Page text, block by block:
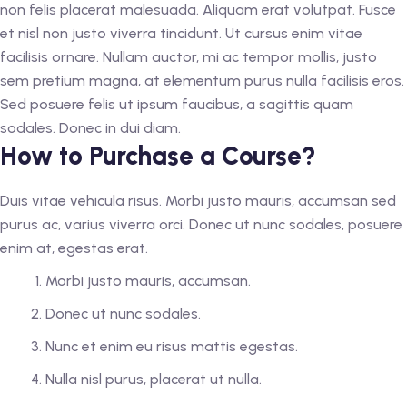
non felis placerat malesuada. Aliquam erat volutpat. Fusce
et nisl non justo viverra tincidunt. Ut cursus enim vitae
facilisis ornare. Nullam auctor, mi ac tempor mollis, justo
sem pretium magna, at elementum purus nulla facilisis eros.
Sed posuere felis ut ipsum faucibus, a sagittis quam
sodales. Donec in dui diam.
How to Purchase a Course?
Duis vitae vehicula risus. Morbi justo mauris, accumsan sed
purus ac, varius viverra orci. Donec ut nunc sodales, posuere
enim at, egestas erat.
Morbi justo mauris, accumsan.
Donec ut nunc sodales.
Nunc et enim eu risus mattis egestas.
Nulla nisl purus, placerat ut nulla.